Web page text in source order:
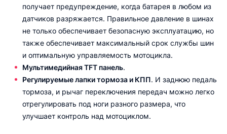
получает предупреждение, когда батарея в любом из
датчиков разряжается. Правильное давление в шинах
не только обеспечивает безопасную эксплуатацию, но
также обеспечивает максимальный срок службы шин
и оптимальную управляемость мотоцикла.
Мультимедийная TFT панель.
Регулируемые лапки тормоза и КПП. И заднюю педаль
тормоза, и рычаг переключения передач можно легко
отрегулировать под ноги разного размера, что
улучшает контроль над мотоциклом.